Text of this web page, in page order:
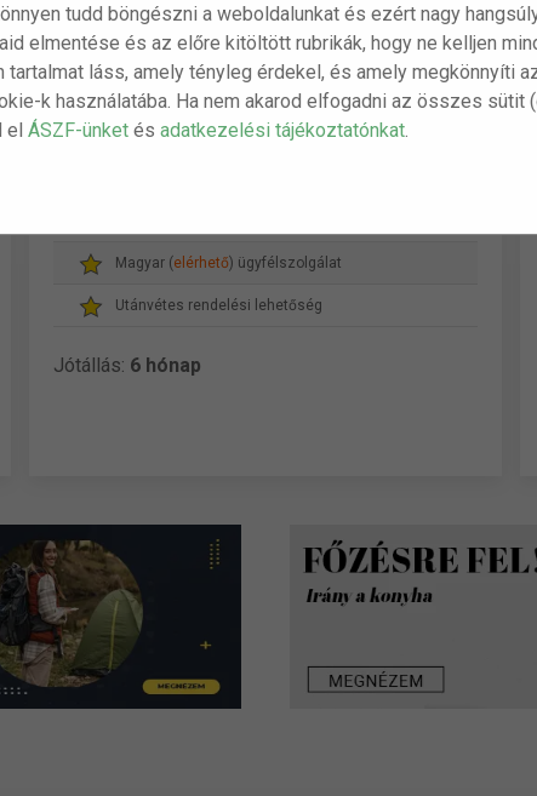
tudd böngészni a weboldalunkat és ezért nagy
elmentése és az előre kitöltött rubrikák, hogy ne kelljen
láss, amely tényleg érdekel, és amely megkönnyíti
k használatába. Ha nem akarod elfogadni az összes sütit
elÁSZF-ünket ésadatkezelési tájékoztatónkat
A csomag tartalma:
- 1 db Vízálló gyermek tornazsák
Magyar (elérhető) ügyfélszolgálat
Utánvétes rendelési lehetőség
Jótállás: 6 hónap